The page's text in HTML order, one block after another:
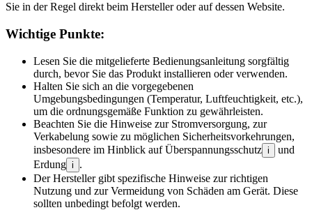
Sie in der Regel direkt beim Hersteller oder auf dessen Website.
Wichtige Punkte:
Lesen Sie die mitgelieferte Bedienungsanleitung sorgfältig
durch, bevor Sie das Produkt installieren oder verwenden.
Halten Sie sich an die vorgegebenen
Umgebungsbedingungen (Temperatur, Luftfeuchtigkeit, etc.),
um die ordnungsgemäße Funktion zu gewährleisten.
Beachten Sie die Hinweise zur Stromversorgung, zur
Verkabelung sowie zu möglichen Sicherheitsvorkehrungen,
insbesondere im Hinblick auf Überspannungsschutz i
und
Erdung i
.
Der Hersteller gibt spezifische Hinweise zur richtigen
Nutzung und zur Vermeidung von Schäden am Gerät. Diese
sollten unbedingt befolgt werden.